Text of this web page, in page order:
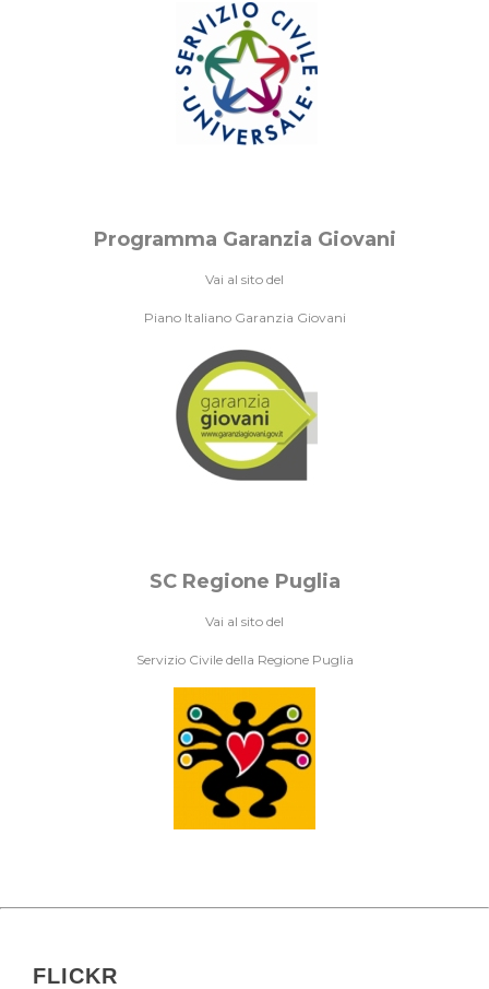
Programma Garanzia Giovani
Vai al sito del
Piano Italiano Garanzia Giovani
SC Regione Puglia
Vai al sito del
Servizio Civile della Regione Puglia
FLICKR